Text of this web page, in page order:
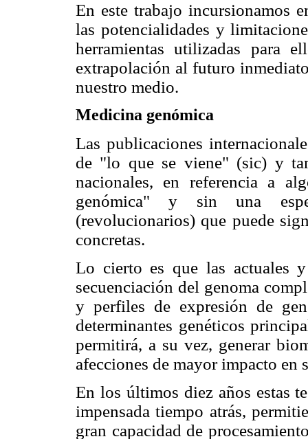
En este trabajo incursionamos
las potencialidades y
herramientas utilizadas para
extrapolación al futuro
nuestro medio.
Medicina genómica
Las publicaciones
de "lo que se viene" (sic) y
nacionales, en referencia a
genómica" y sin una
(revolucionarios) que puede
concretas.
Lo cierto es que las actuales
secuenciación del genoma
y perfiles de expresión de
determinantes genéticos
permitirá, a su vez, generar
afecciones de mayor impacto en
En los últimos diez años estas
impensada tiempo atrás,
gran capacidad de